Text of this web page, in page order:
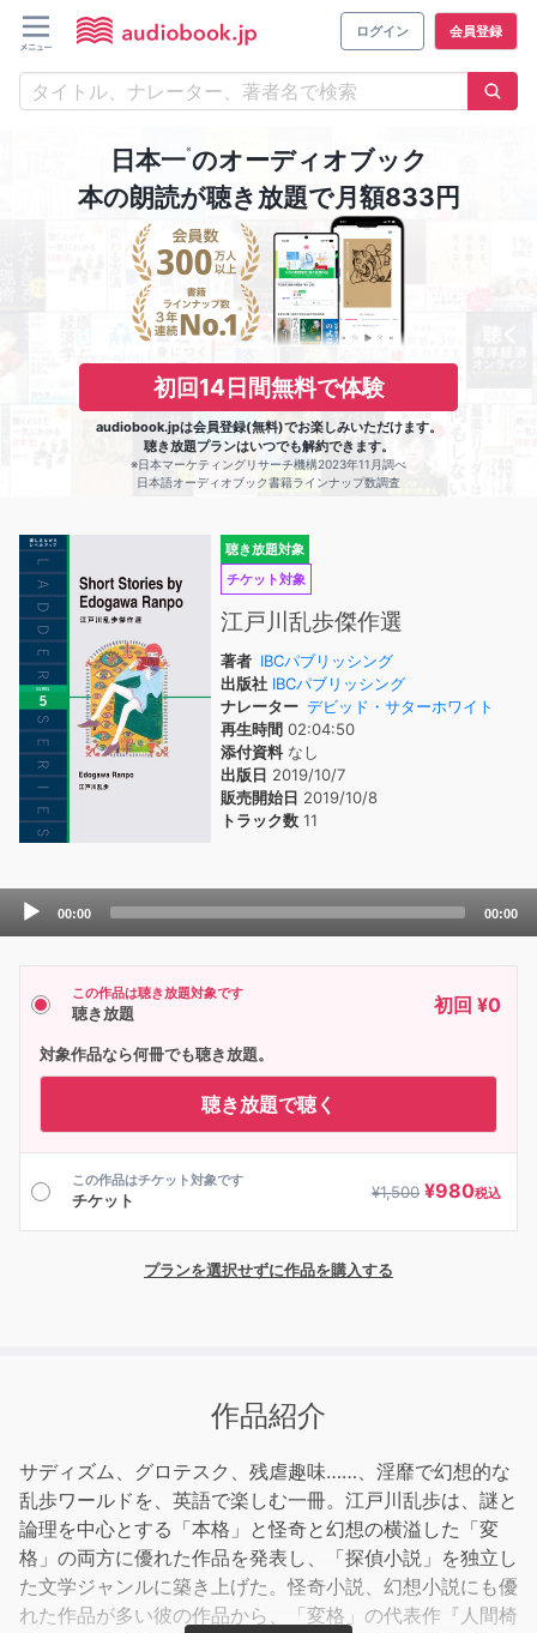
ログイン 会員登録
日本一※のオーディオブック
本の朗読が聴き放題で月額833円
初回14日間無料で体験
audiobook.jpは会員登録(無料)でお楽しみいただけます。
聴き放題プランはいつでも解約できます。
※日本マーケティングリサーチ機構2023年11月調べ
日本語オーディオブック書籍ラインナップ数調査
聴き放題対象
チケット対象
江戸川乱歩傑作選
著者 IBCパブリッシング
出版社 IBCパブリッシング
ナレーター デビッド・サターホワイト
再生時間 02:04:50
添付資料なし
出版日 2019/10/7
販売開始日 2019/10/8
トラック数 11
Audio
00:00 00:00
この作品は聴き放題対象です
聴き放題 初回 ¥0
対象作品なら何冊でも聴き放題。
聴き放題で聴く
この作品はチケット対象です
チケット ¥1,500 ¥980税込
プランを選択せずに作品を購入する
作品紹介
サディズム、グロテスク、残虐趣味……、淫靡で幻想的な
乱歩ワールドを、英語で楽しむ一冊。江戸川乱歩は、謎と
論理を中心とする「本格」と怪奇と幻想の横溢した「変
格」の両方に優れた作品を発表し、「探偵小説」を独立し
た文学ジャンルに築き上げた。怪奇小説、幻想小説にも優
れた作品が多い彼の作品から、「変格」の代表作『人間椅